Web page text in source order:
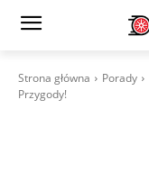
Strona główna Porady
Przygody!